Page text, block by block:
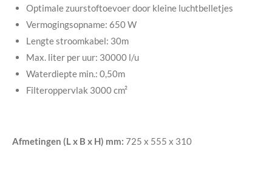
Optimale zuurstoftoevoer door kleine luchtbelletjes
Vermogingsopname: 650 W
Lengte stroomkabel: 30m
Max. liter per uur: 30000 l/u
Waterdiepte min.: 0,50m
Filteroppervlak 3000 cm²
Afmetingen (L x B x H) mm: 725 x 555 x 310